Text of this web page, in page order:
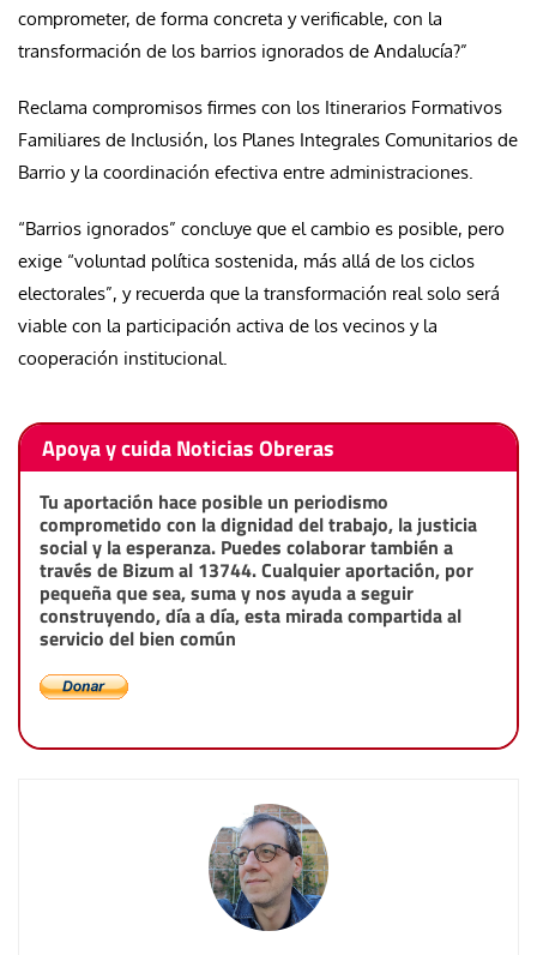
comprometer, de forma concreta y verificable, con la
transformación de los barrios ignorados de Andalucía?”
Reclama compromisos firmes con los Itinerarios Formativos
Familiares de Inclusión, los Planes Integrales Comunitarios de
Barrio y la coordinación efectiva entre administraciones.
“Barrios ignorados” concluye que el cambio es posible, pero
exige “voluntad política sostenida, más allá de los ciclos
electorales”, y recuerda que la transformación real solo será
viable con la participación activa de los vecinos y la
cooperación institucional.
Apoya y cuida Noticias Obreras
Tu aportación hace posible un periodismo
comprometido con la dignidad del trabajo, la justicia
social y la esperanza. Puedes colaborar también a
través de Bizum al 13744. Cualquier aportación, por
pequeña que sea, suma y nos ayuda a seguir
construyendo, día a día, esta mirada compartida al
servicio del bien común